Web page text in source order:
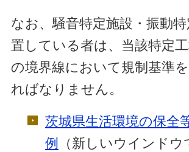
なお、騒音特定施設・振動
置している者は、当該特定
の境界線において規制基準
ればなりません。
茨城県生活環境の保全
例
（新しいウインドウ